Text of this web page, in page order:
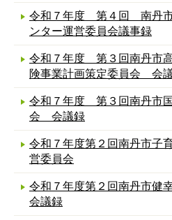
令和７年度 第４回 南丹市
ンター運営委員会議事録
令和７年度 第３回南丹市
険事業計画策定委員会 会
令和７年度 第３回南丹市
会 会議録
令和７年度第２回南丹市子
営委員会
令和７年度第２回南丹市健
会議録